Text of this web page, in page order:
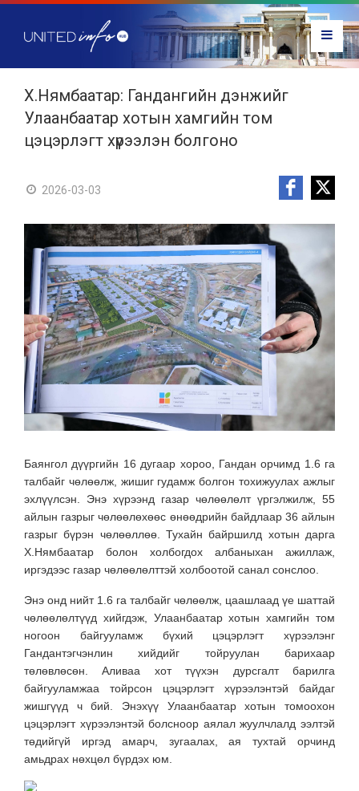
Х.Нямбаатар: Гандангийн дэнжийг
Улаанбаатар хотын хамгийн том
цэцэрлэгт хүрээлэн болгоно
2026-03-03
Баянгол дүүргийн 16 дугаар хороо, Гандан орчимд 1.6 га
талбайг чөлөөлж, жишиг гудамж болгон тохижуулах ажлыг
эхлүүлсэн. Энэ хүрээнд газар чөлөөлөлт үргэлжилж, 55
айлын газрыг чөлөөлөхөөс өнөөдрийн байдлаар 36 айлын
газрыг бүрэн чөлөөллөө. Тухайн байршилд хотын дарга
Х.Нямбаатар болон холбогдох албаныхан ажиллаж,
иргэдээс газар чөлөөлөлттэй холбоотой санал сонслоо.
Энэ онд нийт 1.6 га талбайг чөлөөлж, цаашлаад үе шаттай
чөлөөлөлтүүд хийгдэж, Улаанбаатар хотын хамгийн том
ногоон байгууламж бүхий цэцэрлэгт хүрээлэнг
Гандантэгчэнлин хийдийг тойруулан барихаар
төлөвлөсөн. Аливаа хот түүхэн дурсгалт барилга
байгууламжаа тойрсон цэцэрлэгт хүрээлэнтэй байдаг
жишгүүд ч бий. Энэхүү Улаанбаатар хотын томоохон
цэцэрлэгт хүрээлэнтэй болсноор аялал жуулчлалд ээлтэй
төдийгүй иргэд амарч, зугаалах, ая тухтай орчинд
амьдрах нөхцөл бүрдэх юм.